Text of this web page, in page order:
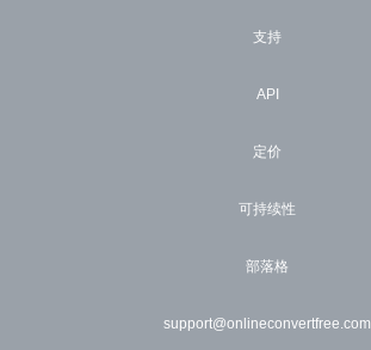
支持
API
定价
可持续性
部落格
support@onlineconvertfree.com